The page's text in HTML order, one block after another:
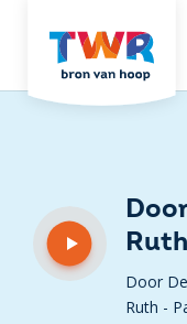
Ruth
Door
Ruth -